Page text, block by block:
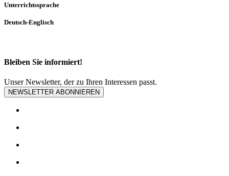
Unterrichtssprache
Deutsch-Englisch
Bleiben Sie informiert!
Unser Newsletter, der zu Ihren Interessen passt.
NEWSLETTER ABONNIEREN